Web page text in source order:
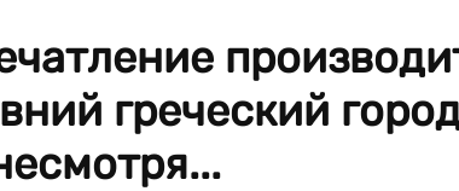
греческий